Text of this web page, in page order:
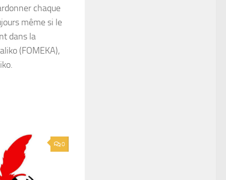
chaque
même si le
dans la
(FOMEKA),
0